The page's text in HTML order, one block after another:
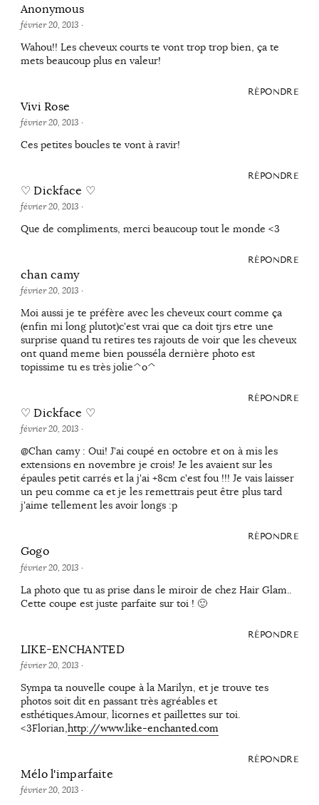
Anonymous
février 20, 2013 ·
Wahou!! Les cheveux courts te vont trop trop bien, ça te
mets beaucoup plus en valeur!
RÉPONDRE
Vivi Rose
février 20, 2013 ·
Ces petites boucles te vont à ravir!
RÉPONDRE
♡ Dickface ♡
février 20, 2013 ·
Que de compliments, merci beaucoup tout le monde <3
RÉPONDRE
chan camy
février 20, 2013 ·
Moi aussi je te préfère avec les cheveux court comme ça
(enfin mi long plutot)c'est vrai que ca doit tjrs etre une
surprise quand tu retires tes rajouts de voir que les cheveux
ont quand meme bien pousséla dernière photo est
topissime tu es très jolie^o^
RÉPONDRE
♡ Dickface ♡
février 20, 2013 ·
@Chan camy : Oui! J'ai coupé en octobre et on à mis les
extensions en novembre je crois! Je les avaient sur les
épaules petit carrés et la j'ai +8cm c'est fou !!! Je vais laisser
un peu comme ca et je les remettrais peut être plus tard
j'aime tellement les avoir longs :p
RÉPONDRE
Gogo
février 20, 2013 ·
La photo que tu as prise dans le miroir de chez Hair Glam..
Cette coupe est juste parfaite sur toi ! 🙂
RÉPONDRE
LIKE-ENCHANTED
février 20, 2013 ·
Sympa ta nouvelle coupe à la Marilyn, et je trouve tes
photos soit dit en passant très agréables et
esthétiques.Amour, licornes et paillettes sur toi.
<3Florian,http://www.like-enchanted.com
RÉPONDRE
Mélo l'imparfaite
février 20, 2013 ·